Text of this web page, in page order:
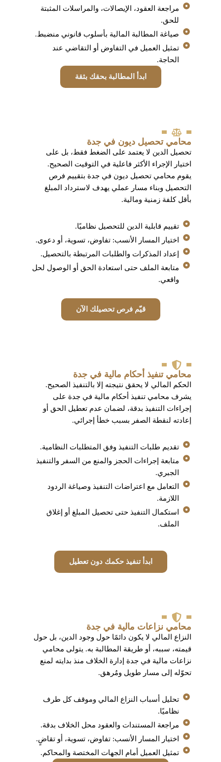
مراجعة العقود، الإيصالات، والمراسلات المثبتة
للحق.
صياغة المطالبة المالية بأسلوب قانوني منضبط.
تمثيل العميل في التفاوض أو التقاضي عند
الحاجة.
ابدأ المطالبة بحقك بثقة
محامي تحصيل ديون في جدة
تحصيل الدين لا يعتمد على الضغط فقط، بل على
اختيار الإجراء الأكثر فاعلية في التوقيت الصحيح.
يقوم محامي تحصيل ديون في جدة بتقييم فرص
التحصيل وبناء مسار عملي يهدف لاسترداد المبلغ
بأقل كلفة زمنية ومالية.
تقييم قابلية الدين للتحصيل نظاميًا.
اختيار المسار الأنسب: تفاوض، تسوية، أو دعوى.
إعداد المذكرات والطلبات المرتبطة بالتحصيل.
متابعة الملف حتى استعادة الحق أو الوصول لحل
واقعي.
قيّم فرص تحصيلك الآن
محامي تنفيذ أحكام مالية في جدة
الحكم المالي لا يحقق نتيجته إلا بالتنفيذ الصحيح.
يشرف محامي تنفيذ أحكام مالية في جدة على
إجراءات التنفيذ بدقة، لضمان عدم تعطيل الحق أو
إعادته لنقطة الصفر بسبب خطأ إجرائي.
تقديم طلبات التنفيذ وفق المتطلبات النظامية.
متابعة إجراءات الحجز والمنع من السفر والتنفيذ
الجبري.
التعامل مع اعتراضات التنفيذ وصياغة الردود
اللازمة.
استكمال التنفيذ حتى تحصيل المبلغ أو إغلاق
الملف.
ابدأ تنفيذ حكمك دون تعطيل
محامي نزاعات مالية في جدة
النزاع المالي لا يكون دائمًا حول وجود الدين، بل حول
قيمته، سببه، أو طريقة المطالبة به. يتولى محامي
نزاعات مالية في جدة إدارة الخلاف منذ بدايته لمنع
تحوّله إلى مسار طويل ومُرهق.
تحليل أسباب النزاع المالي وموقف كل طرف
نظاميًا.
مراجعة المستندات والعقود محل الخلاف بدقة.
اختيار المسار الأنسب: تفاوض، تسوية، أو تقاضٍ.
تمثيل العميل أمام الجهات المختصة والمحاكم.